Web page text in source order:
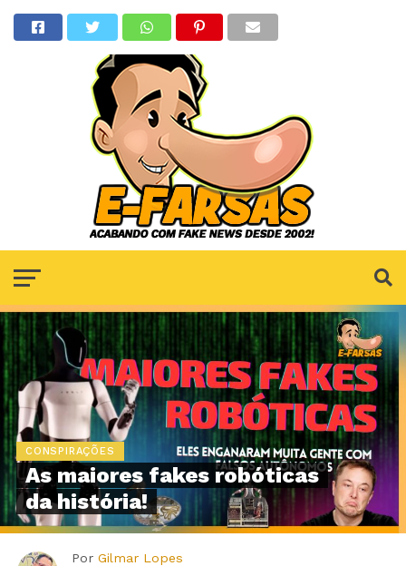
CONSPIRAÇÕES
As maiores fakes robóticas
da história!
Por Gilmar Lopes